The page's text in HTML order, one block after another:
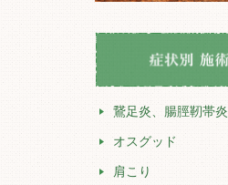
鵞足炎、腸脛靭帯炎
オスグッド
肩こり